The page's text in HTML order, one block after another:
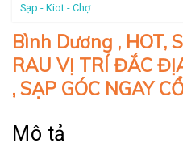
Sạp - Kiot - Chợ
Bình Dương , HOT,
RAU VỊ TRÍ ĐẮC
, SẠP GÓC NGAY
Mô tả